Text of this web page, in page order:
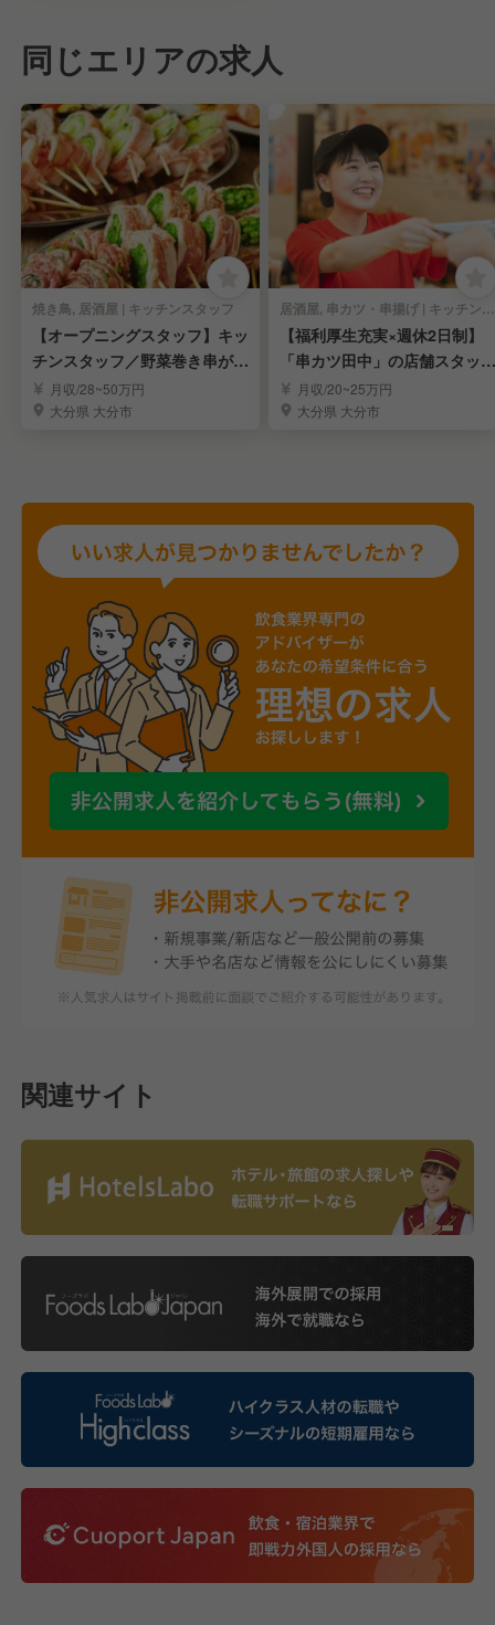
同じエリアの求人
焼き鳥, 居酒屋 | キッチンスタッフ
【オープニングスタッフ】キッ
チンスタッフ／野菜巻き串が自
慢の居酒屋
月収/28~50万円
大分県 大分市
居酒屋, 串カツ・串揚げ | キッチンスタッフ
【福利厚生充実×週休2日制】
「串カツ田中」の店舗スタッフ
を募集！／大分
月収/20~25万円
大分県 大分市
関連サイト